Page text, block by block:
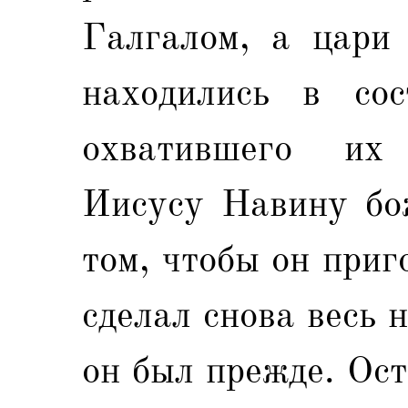
Галгалом, а
находились в
охватившего их
Иисусу Навину
том, чтобы он
сделал снова весь
он был прежде.